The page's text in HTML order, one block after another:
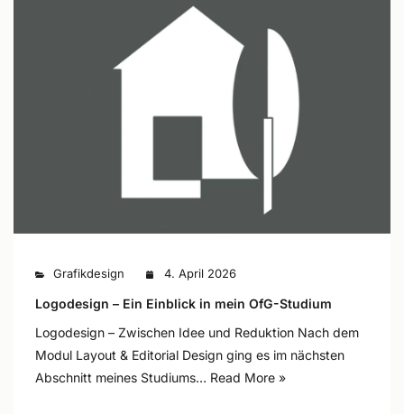
Grafikdesign 4. April 2026
Logodesign – Ein Einblick in mein OfG-Studium
Logodesign – Zwischen Idee und Reduktion Nach dem
Modul Layout & Editorial Design ging es im nächsten
Abschnitt meines Studiums… Read More »